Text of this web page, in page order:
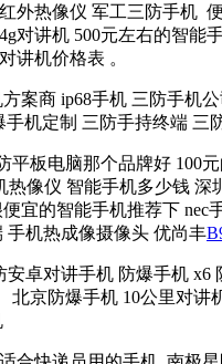
外热像仪 军工三防手机
对讲机 500元左右的智
讲机价格表 。
案商 ip68手机 三防手机
机定制 三防手持终端
板电脑那个品牌好
像仪 智能手机多少钱
宜的智能手机推荐下
手机热成像摄像头 优尚丰
卓对讲手机 防爆手机
京防爆手机 10公里对